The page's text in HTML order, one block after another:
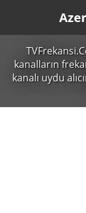
kanalların
kanalı uydu